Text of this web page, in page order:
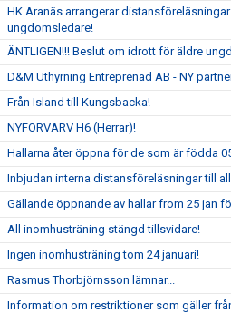
HK Aranäs arrangerar
ungdomsledare!
ÄNTLIGEN!!! Beslut om idrott för äldre
D&M Uthyrning Entreprenad AB - NY
Från Island till Kungsbacka!
NYFÖRVÄRV H6 (Herrar)!
Hallarna åter öppna för de som är födda
Inbjudan interna distansföreläsningar till
Gällande öppnande av hallar from 25 jan
All inomhusträning stängd tillsvidare!
Ingen inomhusträning tom 24 januari!
Rasmus Thorbjörnsson lämnar...
Information om restriktioner som gäller